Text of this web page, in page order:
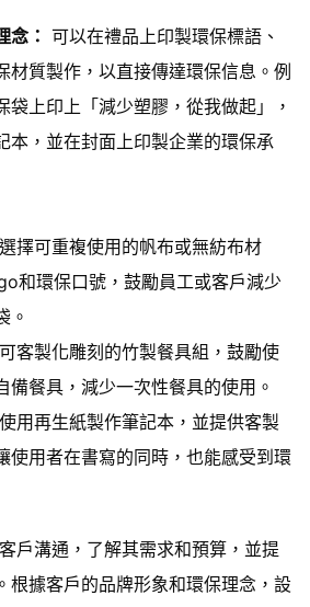
念： 可以在禮品上印製環保標語、
材質製作，以直接傳達環保信息。例
袋上印上「減少塑膠，從我做起」，
本，並在封面上印製企業的環保承
選擇可重複使用的帆布或無紡布材
和環保口號，鼓勵員工或客戶減少
。
客製化雕刻的竹製餐具組，鼓勵使
備餐具，減少一次性餐具的使用。
使用再生紙製作筆記本，並提供客製
使用者在書寫的同時，也能感受到環
戶溝通，了解其需求和預算，並提
根據客戶的品牌形象和環保理念，設